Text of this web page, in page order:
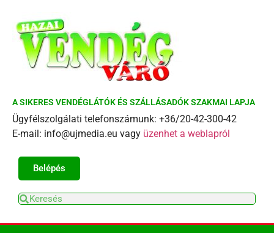
A SIKERES VENDÉGLÁTÓK ÉS SZÁLLÁSADÓK SZAKMAI LAPJA
Ügyfélszolgálati telefonszámunk: +36/20-42-300-42
E-mail: info@ujmedia.eu vagy üzenhet a weblapról
Belépés